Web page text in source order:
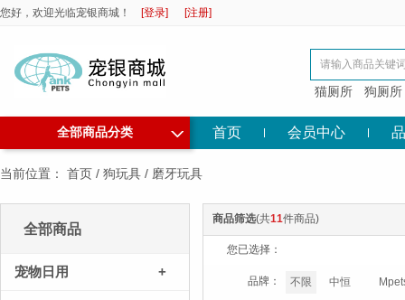
您好，欢迎光临宠银商城！ [登录] [注册]
猫厕所 狗厕所
全部商品分类 ◇ 首页 会员中心
当前位置： 首页 / 狗玩具 / 磨牙玩具
全部商品
宠物日用 +
商品筛选(共11件商品)
您已选择：
品牌： 不限 中恒